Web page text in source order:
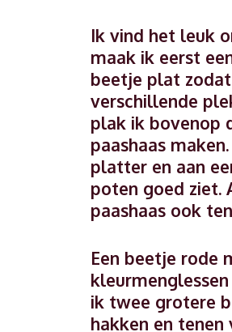
Ik vind het leuk
maak ik eerst
beetje plat
verschillende
plak ik bovenop
paashaas
platter en aan
poten goed ziet.
paashaas ook
Een beetje rode
ik twee grotere
hakken en tenen